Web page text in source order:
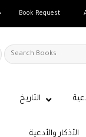
Book Request
Search
for:
التاريخ
الأذكار والأدعية